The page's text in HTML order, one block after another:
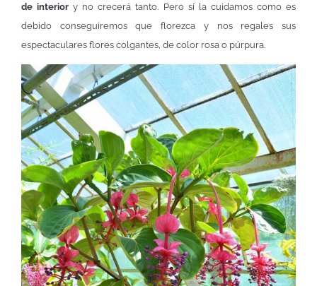
de interior y no crecerá tanto. Pero sí la cuidamos como es
debido conseguiremos que florezca y nos regales sus
espectaculares flores colgantes, de color rosa o púrpura.